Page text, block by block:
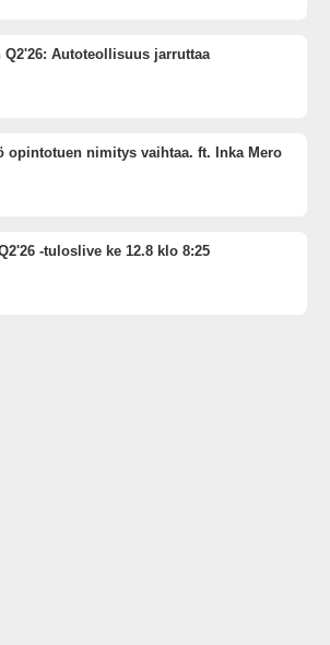
Q2'26: Autoteollisuus jarruttaa
opintotuen nimitys vaihtaa. ft. Inka Mero
-tuloslive ke 12.8 klo 8:25